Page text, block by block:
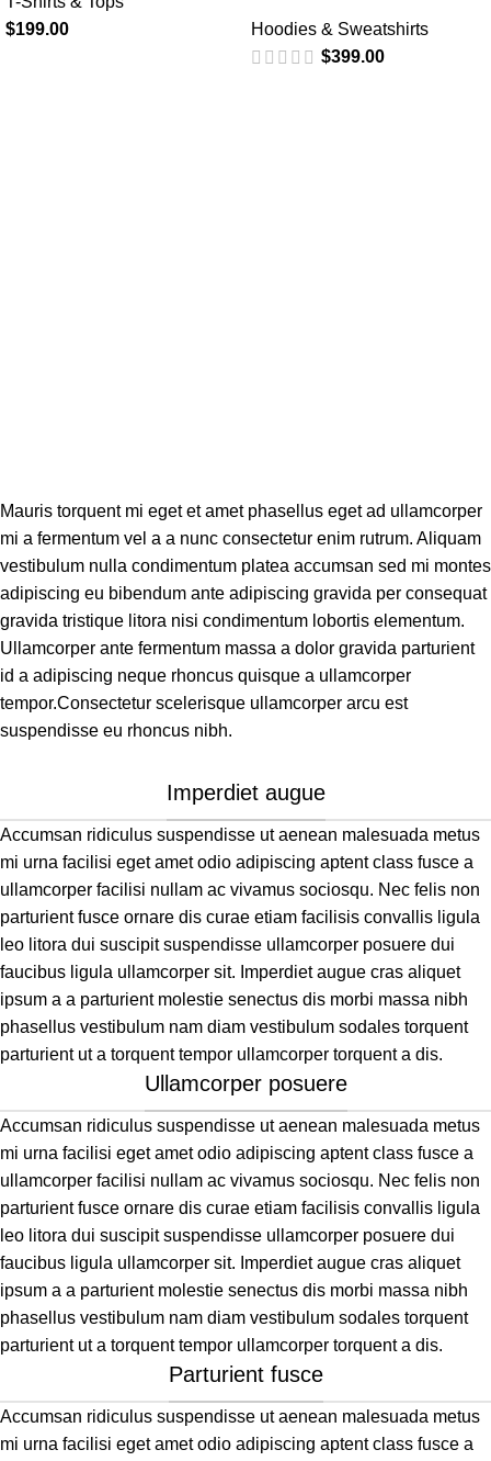
$199.00
Hoodies & Sweatshirts
$399.00
Mauris torquent mi eget et amet phasellus eget ad ullamcorper
mi a fermentum vel a a nunc consectetur enim rutrum. Aliquam
vestibulum nulla condimentum platea accumsan sed mi montes
adipiscing eu bibendum ante adipiscing gravida per consequat
gravida tristique litora nisi condimentum lobortis elementum.
Ullamcorper ante fermentum massa a dolor gravida parturient
id a adipiscing neque rhoncus quisque a ullamcorper
tempor.Consectetur scelerisque ullamcorper arcu est
suspendisse eu rhoncus nibh.
Imperdiet augue
Accumsan ridiculus suspendisse ut aenean malesuada metus
mi urna facilisi eget amet odio adipiscing aptent class fusce a
ullamcorper facilisi nullam ac vivamus sociosqu. Nec felis non
parturient fusce ornare dis curae etiam facilisis convallis ligula
leo litora dui suscipit suspendisse ullamcorper posuere dui
faucibus ligula ullamcorper sit. Imperdiet augue cras aliquet
ipsum a a parturient molestie senectus dis morbi massa nibh
phasellus vestibulum nam diam vestibulum sodales torquent
parturient ut a torquent tempor ullamcorper torquent a dis.
Ullamcorper posuere
Accumsan ridiculus suspendisse ut aenean malesuada metus
mi urna facilisi eget amet odio adipiscing aptent class fusce a
ullamcorper facilisi nullam ac vivamus sociosqu. Nec felis non
parturient fusce ornare dis curae etiam facilisis convallis ligula
leo litora dui suscipit suspendisse ullamcorper posuere dui
faucibus ligula ullamcorper sit. Imperdiet augue cras aliquet
ipsum a a parturient molestie senectus dis morbi massa nibh
phasellus vestibulum nam diam vestibulum sodales torquent
parturient ut a torquent tempor ullamcorper torquent a dis.
Parturient fusce
Accumsan ridiculus suspendisse ut aenean malesuada metus
mi urna facilisi eget amet odio adipiscing aptent class fusce a